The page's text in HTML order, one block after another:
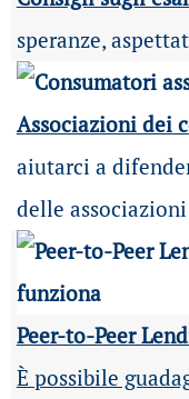
speranze,
Associazioni dei
aiutarci a
delle
Peer-to-Peer
È possibile